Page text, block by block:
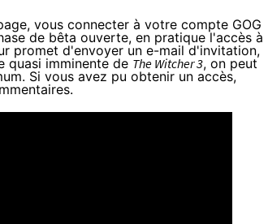
, vous connecter à votre compte GOG
de bêta ouverte, en pratique l'accès à
promet d'envoyer un e-mail d'invitation,
quasi imminente de The Witcher 3, on peut
Si vous avez pu obtenir un accès,